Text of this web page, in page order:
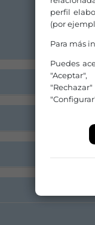
perfil
(por
Para más
Puedes